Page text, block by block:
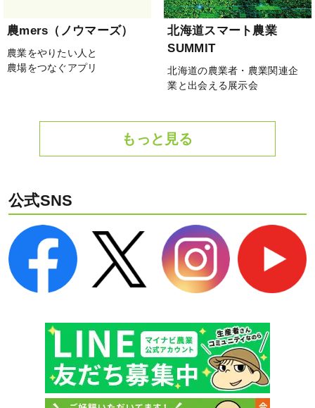
農mers（ノウマーズ）
農業をやりたい人と
農場をつなぐアプリ
北海道スマート農業
SUMMIT
北海道の農業者・農業関連企
業と出会える展示会
もっと見る
公式SNS